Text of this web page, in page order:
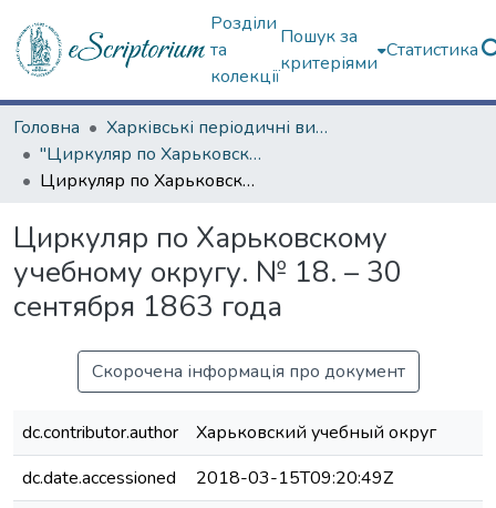
Розділи
та
колекції
Пошук за
критеріями
Статистика
Головна
Харківські періодичні видання
"Циркуляр по Харьковскому учебному округу" (1861—1916 гг.)
Циркуляр по Харьковскому учебному округу. № 18. – 30 сентября 1863 года
Циркуляр по Харьковскому
учебному округу. № 18. – 30
сентября 1863 года
Скорочена інформація про документ
dc.contributor.author
Харьковский учебный округ
dc.date.accessioned
2018-03-15T09:20:49Z